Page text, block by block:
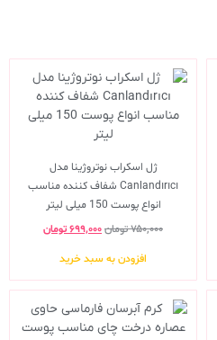
ژل اسکراب نوتروژینا مدل
Canlandırıcı شفاف کننده مناسب
انواع پوست 150 میلی لیتر
۷۵۰,۰۰۰تومان۶۹۹,۰۰۰تومان
افزودن به سبد خرید